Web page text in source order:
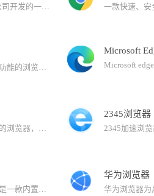
QQ浏览器是腾讯公司开发的一款极速浏览器，已升级为AI浏览器。 在用户浏览的过程中，QQ浏览器提供AI能力，帮助用户高效获取信息，提升处理、生成信息的效率。还有多个AI助理，帮助完成复杂任务。
实现自动代理加速功能的浏览器。与拼音输入法、五笔输入法等产品一同成为您高速上网的必备工具。搜狗浏览器拥有国内首款“真双核”引擎，采用多级加速机制，能大幅提高您的上网速度。
Microsoft
自由的，开放源码的浏览器，它体积小速度快，还有其它一些高级特征，主要特性有：标签式浏览，使上网冲浪更快；可以禁止弹出式窗口；自定制工具栏；扩展管理；更好的搜索特性；快速而方便的侧栏。
2345浏览器
小智双核浏览器，是一款内置Chrome和IE内核的安全双核浏览器，可完美支持IE9/IE10/IE11版本内核，同时拥有更加稳定、快速的Chrome内核：Chromium101，运行速度快、性能稳定，同样也确保了兼容性。界面简洁，安全、纯净无广告，有着秒开网页的流畅体验。支持安装谷歌Google Chrome插件拓展程序，拥有自定义主页、天气预报、免费PDF转换Word功能、快速划词翻译功能、网页长截图、gif录制、视频录制、快捷鼠标手势、一键扫码分享网页功能、微博助手、侧边栏二维码生成器以及自定义浏览器全面屏壁纸皮肤等功能。
华为浏览器